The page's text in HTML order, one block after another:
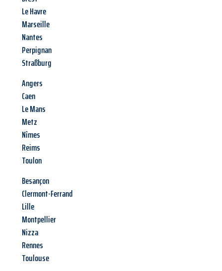
Le Havre
Marseille
Nantes
Perpignan
Straßburg
Angers
Caen
Le Mans
Metz
Nîmes
Reims
Toulon
Besançon
Clermont-Ferrand
Lille
Montpellier
Nizza
Rennes
Toulouse